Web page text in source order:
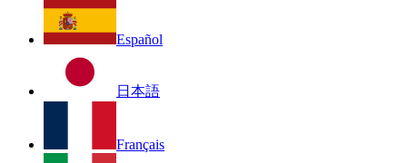
Español
日本語
Français